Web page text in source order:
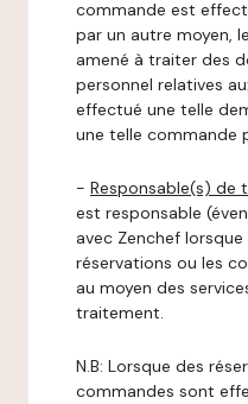
commande est
par un autre moyen,
amené à traiter des
personnel relatives
effectué une telle
une telle commande
- Responsable(s) de
est responsable
avec Zenchef
réservations ou les
au moyen des
traitement.
N.B: Lorsque des
commandes sont